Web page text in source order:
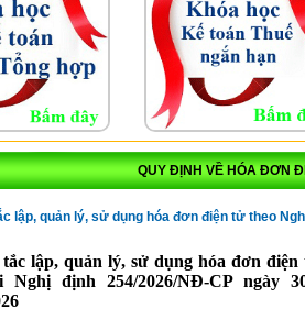
QUY ĐỊNH VỀ HÓA ĐƠN
lập, quản lý, sử dụng hóa đơn điện tử theo
tắc lập, quản lý, sử dụng hóa đơn
Nghị định 254/2026/NĐ-CP ngày